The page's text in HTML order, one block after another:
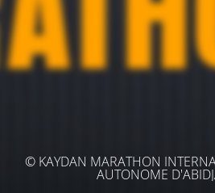
© KAYDAN MARATHON
AUTONOME